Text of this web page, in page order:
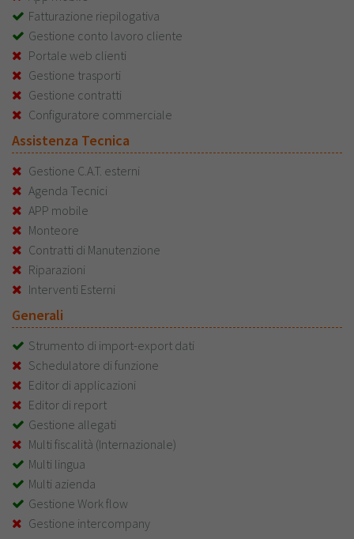
Fatturazione riepilogativa
Gestione conto lavoro cliente
Portale web clienti
Gestione trasporti
Gestione contratti
Configuratore commerciale
Assistenza Tecnica
Gestione C.A.T. esterni
Agenda Tecnici
APP mobile
Monteore
Contratti di Manutenzione
Riparazioni
Interventi Esterni
Generali
Strumento di import-export dati
Schedulatore di funzione
Editor di applicazioni
Editor di report
Gestione allegati
Multi fiscalità (Internazionale)
Multi lingua
Multi azienda
Gestione Work flow
Gestione intercompany